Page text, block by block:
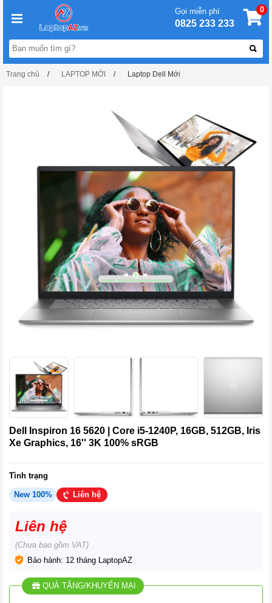
Gọi miễn phí
0825 233 233
0
Trang chủ LAPTOP MỚI Laptop Dell Mới
Dell Inspiron 16 5620 | Core i5-1240P, 16GB, 512GB, Iris
Xe Graphics, 16'' 3K 100% sRGB
Tình trạng
New 100% Liên hệ
Liên hệ
(Chưa bao gồm VAT)
Bảo hành: 12 tháng LaptopAZ
QUÀ TẶNG/KHUYẾN MẠI